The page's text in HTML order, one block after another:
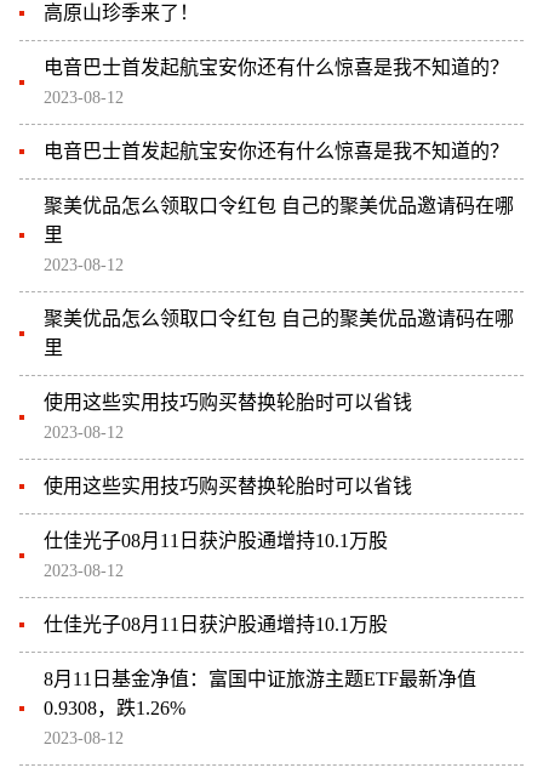
高原山珍季来了！
电音巴士首发起航宝安你还有什么惊喜是我不知道的？
2023-08-12
电音巴士首发起航宝安你还有什么惊喜是我不知道的？
聚美优品怎么领取口令红包 自己的聚美优品邀请码在哪
里
2023-08-12
聚美优品怎么领取口令红包 自己的聚美优品邀请码在哪
里
使用这些实用技巧购买替换轮胎时可以省钱
2023-08-12
使用这些实用技巧购买替换轮胎时可以省钱
仕佳光子08月11日获沪股通增持10.1万股
2023-08-12
仕佳光子08月11日获沪股通增持10.1万股
8月11日基金净值：富国中证旅游主题ETF最新净值
0.9308，跌1.26%
2023-08-12